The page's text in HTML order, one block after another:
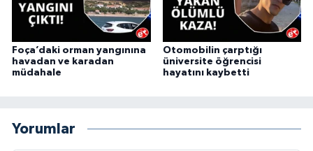
Foça’daki orman yangınına
havadan ve karadan
müdahale
Otomobilin çarptığı
üniversite öğrencisi
hayatını kaybetti
Yorumlar